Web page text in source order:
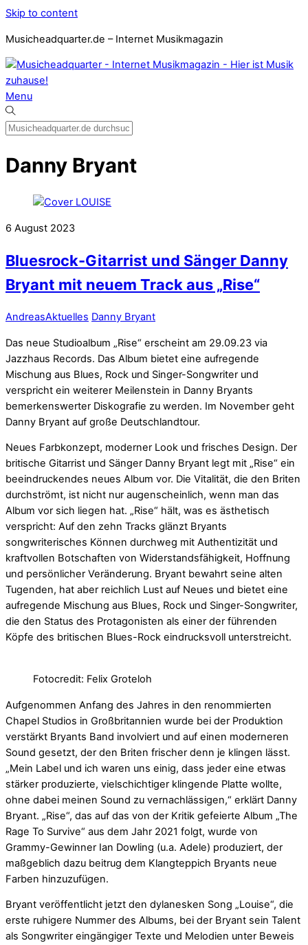
Skip to content
Musicheadquarter.de – Internet Musikmagazin
Menu
Danny Bryant
6 August 2023
Bluesrock-Gitarrist und Sänger Danny
Bryant mit neuem Track aus „Rise“
AndreasAktuelles Danny Bryant
Das neue Studioalbum „Rise“ erscheint am 29.09.23 via
Jazzhaus Records. Das Album bietet eine aufregende
Mischung aus Blues, Rock und Singer-Songwriter und
verspricht ein weiterer Meilenstein in Danny Bryants
bemerkenswerter Diskografie zu werden. Im November geht
Danny Bryant auf große Deutschlandtour.
Neues Farbkonzept, moderner Look und frisches Design. Der
britische Gitarrist und Sänger Danny Bryant legt mit „Rise“ ein
beeindruckendes neues Album vor. Die Vitalität, die den Briten
durchströmt, ist nicht nur augenscheinlich, wenn man das
Album vor sich liegen hat. „Rise“ hält, was es ästhetisch
verspricht: Auf den zehn Tracks glänzt Bryants
songwriterisches Können durchweg mit Authentizität und
kraftvollen Botschaften von Widerstandsfähigkeit, Hoffnung
und persönlicher Veränderung. Bryant bewahrt seine alten
Tugenden, hat aber reichlich Lust auf Neues und bietet eine
aufregende Mischung aus Blues, Rock und Singer-Songwriter,
die den Status des Protagonisten als einer der führenden
Köpfe des britischen Blues-Rock eindrucksvoll unterstreicht.
Fotocredit: Felix Groteloh
Aufgenommen Anfang des Jahres in den renommierten
Chapel Studios in Großbritannien wurde bei der Produktion
verstärkt Bryants Band involviert und auf einen moderneren
Sound gesetzt, der den Briten frischer denn je klingen lässt.
„Mein Label und ich waren uns einig, dass jeder eine etwas
stärker produzierte, vielschichtiger klingende Platte wollte,
ohne dabei meinen Sound zu vernachlässigen,“ erklärt Danny
Bryant. „Rise“, das auf das von der Kritik gefeierte Album „The
Rage To Survive“ aus dem Jahr 2021 folgt, wurde von
Grammy-Gewinner Ian Dowling (u.a. Adele) produziert, der
maßgeblich dazu beitrug dem Klangteppich Bryants neue
Farben hinzuzufügen.
Bryant veröffentlicht jetzt den dylanesken Song „Louise“, die
erste ruhigere Nummer des Albums, bei der Bryant sein Talent
als Songwriter eingängiger Texte und Melodien unter Beweis